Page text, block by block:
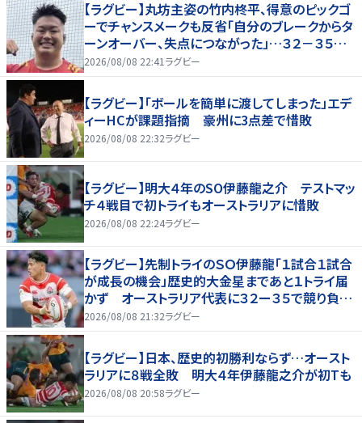
【ラグビー】丸坊主姿の竹内柊平、得意のピックゴ
ーでチャンスメークも反省「自分のブレークからタ
ーンオーバー、失点につながった」…３２－３５惜
敗、オーストラリアに歴史的金星ならず
2026/08/08 22:41 ラグビー
【ラグビー】「ボールを簡単に渡してしまった」エデ
ィーHCが課題指摘 豪州に3点差で惜敗
2026/08/08 22:32ラグビー
【ラグビー】明大４年のSO伊藤龍之介 テストマッ
チ４戦目で初トライもオーストラリアに惜敗
2026/08/08 22:24ラグビー
【ラグビー】先制トライのＳＯ伊藤龍「１試合１試合
が成長の機会」歴史的大金星まであと１トライ届
かず オーストラリア代表に３２ー３５で競り負け
る
2026/08/08 21:32ラグビー
【ラグビー】日本、歴史的初勝利ならず…オースト
ラリアに８戦全敗 明大４年伊藤龍之介が初Tも
2026/08/08 20:58ラグビー